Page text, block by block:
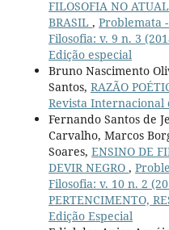
FILOSOFIA NO
BRASIL , Problemata
Filosofia: v. 9 n. 3
Edição especial
Bruno Nascimento
Santos, RAZÃO
Revista Internacional
Fernando Santos de
Carvalho, Marcos
Soares, ENSINO DE
DEVIR NEGRO ,
Filosofia: v. 10 n. 2
PERTENCIMENTO,
Edição Especial